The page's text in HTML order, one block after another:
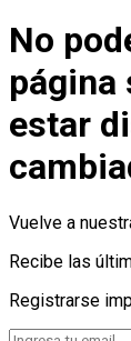
No
página
estar
Vuelve a
Recibe las
Registrarse